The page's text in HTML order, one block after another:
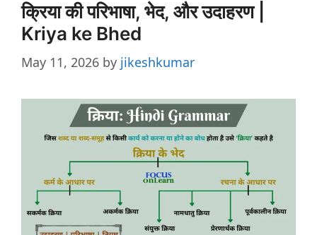
क्रिया की परिभाषा, भेद, और उदाहरण |
Kriya ke Bhed
May 11, 2026 by jikeshkumar